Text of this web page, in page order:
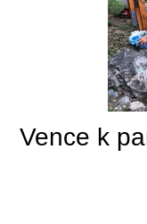
Vence k